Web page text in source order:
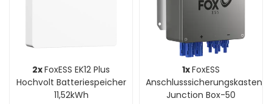
2xFoxESS EK12 Plus
Hochvolt Batteriespeicher
11,52kWh
1xFoxESS
Anschlusssicherungskasten
Junction Box-50